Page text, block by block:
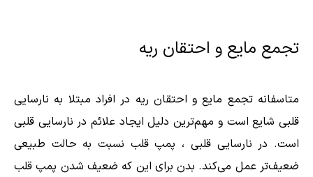
تجمع مایع و احتقان ریه
متاسفانه تجمع مایع و احتقان ریه در افراد مبتلا به نارسایی
قلبی شایع است و مهم‌ترین دلیل ایجاد علائم در نارسایی قلبی
است. در نارسایی قلبی ، پمپ قلب نسبت به حالت طبیعی
ضعیف‌تر عمل می‌کند. بدن برای این که ضعیف شدن پمپ قلب